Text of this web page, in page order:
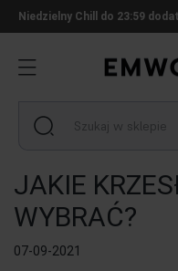
Niedzielny Chill do 23:59
JAKIE
WYBRAĆ?
07-09-2021